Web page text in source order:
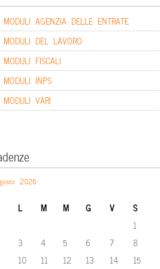
MODULI AGENZIA DELLE ENTRATE
MODULI DEL LAVORO
MODULI FISCALI
MODULI INPS
MODULI VARI
2026
L M M G V S
1
3 4 5 6 7
8
10 11 12 13 14
15